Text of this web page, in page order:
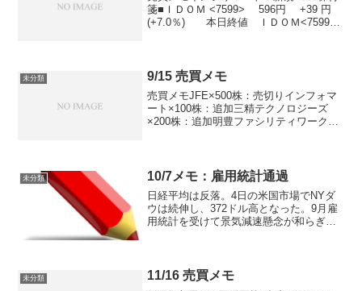
箋■ＩＤＯＭ <7599> 596円 +39 円
(+7.0％) 本日終値 ＩＤＯＭ<7599>
未分類 9/15 売買メモ
売買メモJFE×500株：売切りインフォマ
ート×100株：追加三精テクノロジーズ
×200株：追加明豊ファシリティワークス
未分類 10/7メモ：雇用統計通過
日経平均は反落。4日の米国市場でNYダ
ウは続伸し、372ドル高となった。9月雇
用統計を受けて景気減速懸念が和らぎ、
と報じられて協議の行...
未分類 11/16 売買メモ